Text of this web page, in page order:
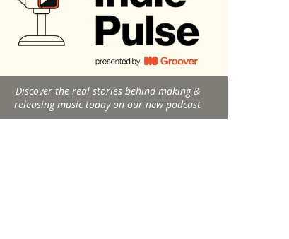
Discover the real stories behind making &
releasing music today on our new podcast